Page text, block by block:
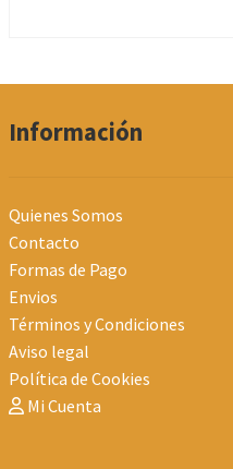
Información
Quienes Somos
Contacto
Formas de Pago
Envios
Términos y Condiciones
Aviso legal
Política de Cookies
Mi Cuenta